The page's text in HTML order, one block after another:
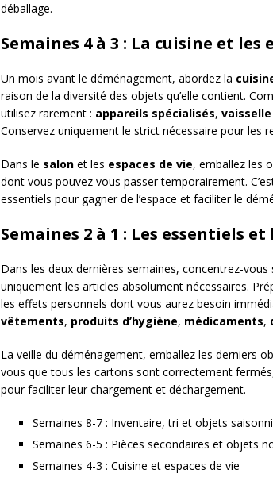
déballage.
Semaines 4 à 3 : La cuisine et les
Un mois avant le déménagement, abordez la
raison de la diversité des objets qu’elle contient.
utilisez rarement : appareils spécialisés,
Conservez uniquement le strict nécessaire pour les
Dans le salonet les espaces de vie, emballez les
dont vous pouvez vous passer temporairement.
essentiels pour gagner de l’espace et faciliter le
Semaines 2 à 1 : Les essentiels
Dans les deux dernières semaines, concentrez-
uniquement les articles absolument nécessaires.
les effets personnels dont vous aurez besoin
vêtements, produits d’hygiène, médicaments,
La veille du déménagement, emballez les derniers
vous que tous les cartons sont correctement
pour faciliter leur chargement et déchargement.
Semaines 8-7 : Inventaire, tri et objets
Semaines 6-5 : Pièces secondaires et objets
Semaines 4-3 : Cuisine et espaces de vie